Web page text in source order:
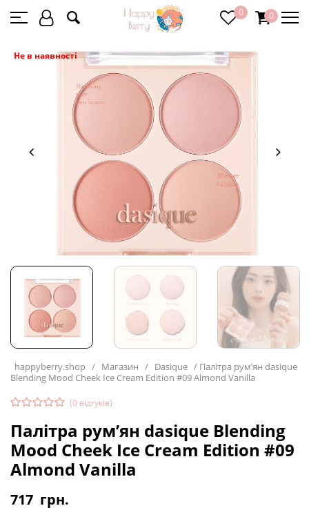
0 0
Не в наявності
happyberry.shop / Магазин / Dasique / Палітра рум’ян dasique
Blending Mood Cheek Ice Cream Edition #09 Almond Vanilla
(0 відгуків)
Палітра рум’ян dasique Blending
Mood Cheek Ice Cream Edition #09
Almond Vanilla
717 грн.